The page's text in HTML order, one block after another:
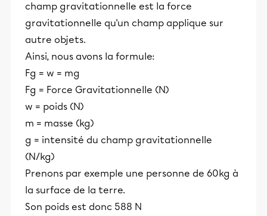
champ gravitationnelle est la force
gravitationnelle qu'un champ applique sur
autre objets.
Ainsi, nous avons la formule:
Fg = w = mg
Fg = Force Gravitationnelle (N)
w = poids (N)
m = masse (kg)
g = intensité du champ gravitationnelle
(N/kg)
Prenons par exemple une personne de 60kg à
la surface de la terre.
Son poids est donc 588 N